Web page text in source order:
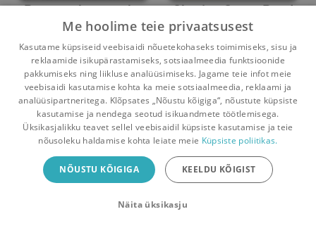
Raamatukaupmehe
päevik
Shaun Bythell
Umbes 2 kuudtagasi
Charing Cross Road
84
Helene Hanff
Umbes 1 aastatagasi
Pealehele Ostukorv Sõnumid Teated Konto
Raamatuvahetuse mobiiliäpp
Vaheta raamatuid veelgi mugavamalt!
Me hoolime teie privaatsusest
Kasutame küpsiseid veebisaidi nõuetekohaseks toimimiseks, sisu ja
reklaamide isikupärastamiseks, sotsiaalmeedia funktsioonide
pakkumiseks ning liikluse analüüsimiseks. Jagame teie infot meie
veebisaidi kasutamise kohta ka meie sotsiaalmeedia, reklaami ja
analüüsipartneritega. Klõpsates „Nõustu kõigiga“, nõustute küpsiste
kasutamise ja nendega seotud isikuandmete töötlemisega.
Üksikasjalikku teavet sellel veebisaidil küpsiste kasutamise ja teie
nõusoleku haldamise kohta leiate meie Küpsiste poliitikas.
NÕUSTU KÕIGIGA KEELDU KÕIGIST
Näita üksikasju